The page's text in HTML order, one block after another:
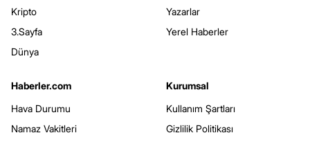
Kripto
3.Sayfa
Dünya
Yazarlar
Yerel Haberler
Haberler.com
Hava Durumu
Namaz Vakitleri
Kurumsal
Kullanım Şartları
Gizlilik Politikası